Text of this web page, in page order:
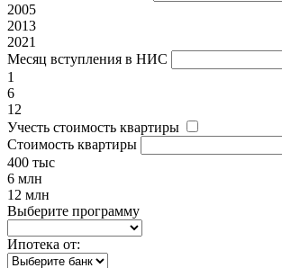
2005
2013
2021
Месяц вступления в НИС
1
6
12
Учесть стоимость квартиры
Стоимость квартиры
400 тыс
6 млн
12 млн
Выберите программу
Ипотека от: